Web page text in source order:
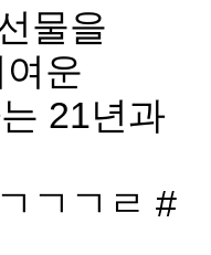
물을
운
21년과
ㄱㄱㄹ #